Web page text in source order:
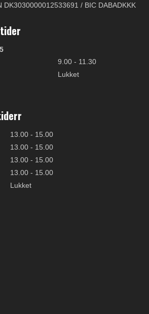
DK3030000012533691 / BIC DABADKKK
9.00 - 11.30
Lukket
13.00 - 15.00
13.00 - 15.00
13.00 - 15.00
13.00 - 15.00
Lukket